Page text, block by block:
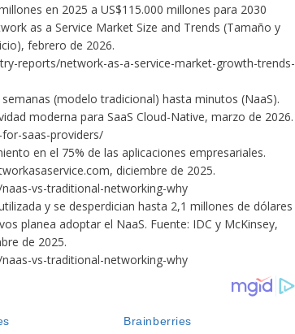
en 2025 a US$115.000 millones para 2030
as a Service Market Size and Trends (Tamaño y
febrero de 2026.
reports/network-as-a-service-market-growth-trends-
(modelo tradicional) hasta minutos (NaaS).
moderna para SaaS Cloud-Native, marzo de 2026.
saas-providers/
en el 75% de las aplicaciones empresariales.
diciembre de 2025.
vs-traditional-networking-why
y se desperdician hasta 2,1 millones de dólares
planea adoptar el NaaS. Fuente: IDC y McKinsey,
de 2025.
vs-traditional-networking-why